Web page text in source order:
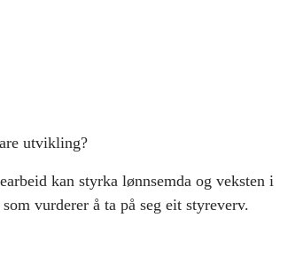
utvikling?
kan styrka lønnsemda og veksten i
vurderer å ta på seg eit styreverv.